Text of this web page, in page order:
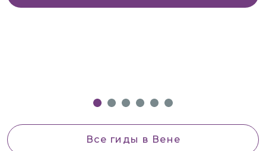
Все гиды в Вене